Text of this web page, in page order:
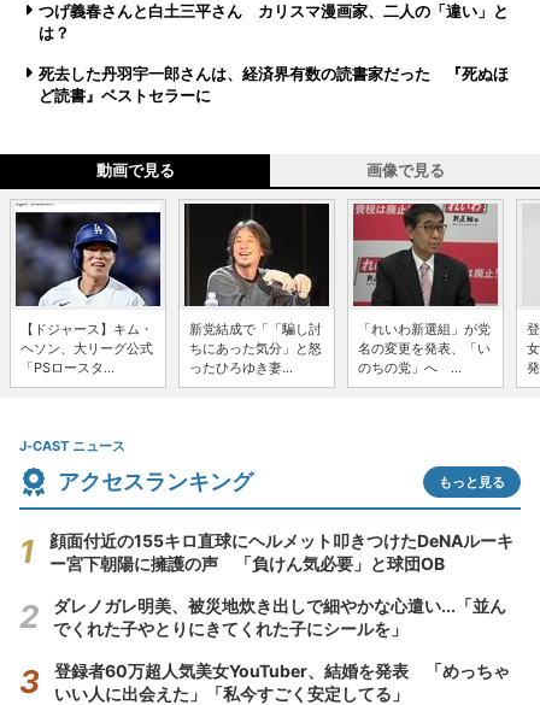
つげ義春さんと白土三平さん カリスマ漫画家、二人の「違い」と
は？
死去した丹羽宇一郎さんは、経済界有数の読書家だった 『死ぬほ
ど読書』ベストセラーに
動画で見る 画像で見る
【ドジャース】キム・
ヘソン、大リーグ公式
「PSロースタ...
新党結成で「「騙し討
ちにあった気分」と怒
ったひろゆき妻...
「れいわ新選組」が党
名の変更を発表、「い
のちの党」へ ...
J-CAST ニュース
アクセスランキング もっと見る
顔面付近の155キロ直球にヘルメット叩きつけたDeNAルーキ
ー宮下朝陽に擁護の声 「負けん気必要」と球団OB
ダレノガレ明美、被災地炊き出しで細やかな心遣い...「並ん
でくれた子やとりにきてくれた子にシールを」
登録者60万超人気美女YouTuber、結婚を発表 「めっちゃ
いい人に出会えた」「私今すごく安定してる」